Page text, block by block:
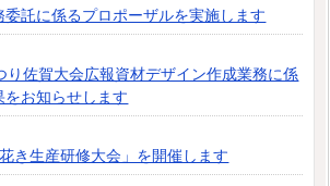
託に係るプロポーザルを実施します
り佐賀大会広報資材デザイン作成業務に係
お知らせします
き生産研修大会」を開催します